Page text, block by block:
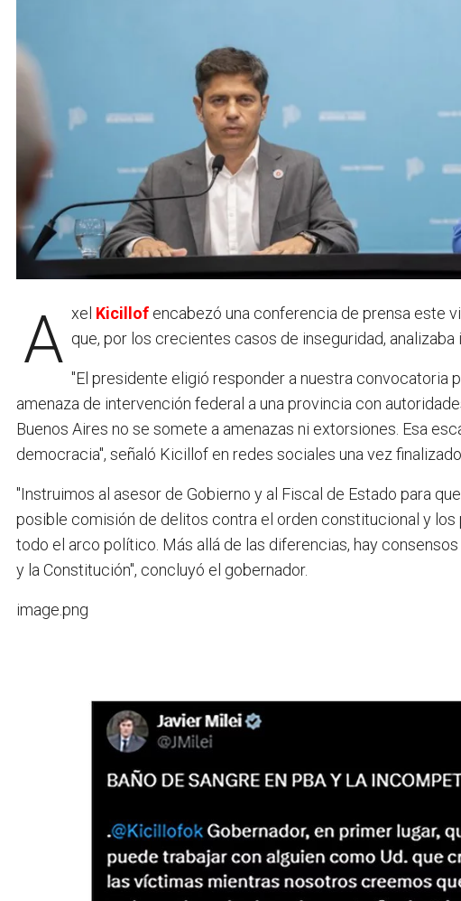
Axel Kicillof encabezó una conferencia de prensa este
que, por los crecientes casos de inseguridad,
"El presidente eligió responder a nuestra convocatoria
amenaza de intervención federal a una provincia con
Buenos Aires no se somete a amenazas ni extorsiones. Esa
democracia", señaló Kicillof en redes sociales una vez
"Instruimos al asesor de Gobierno y al Fiscal de Estado para
posible comisión de delitos contra el orden constitucional y
todo el arco político. Más allá de las diferencias, hay
y la Constitución", concluyó el gobernador.
image.png